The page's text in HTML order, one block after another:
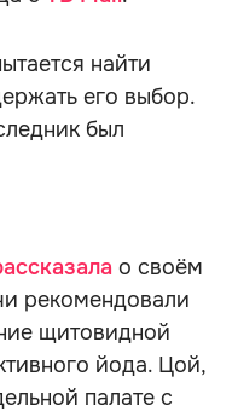
найти
его выбор.
был
о своём
рекомендовали
щитовидной
йода. Цой,
палате с